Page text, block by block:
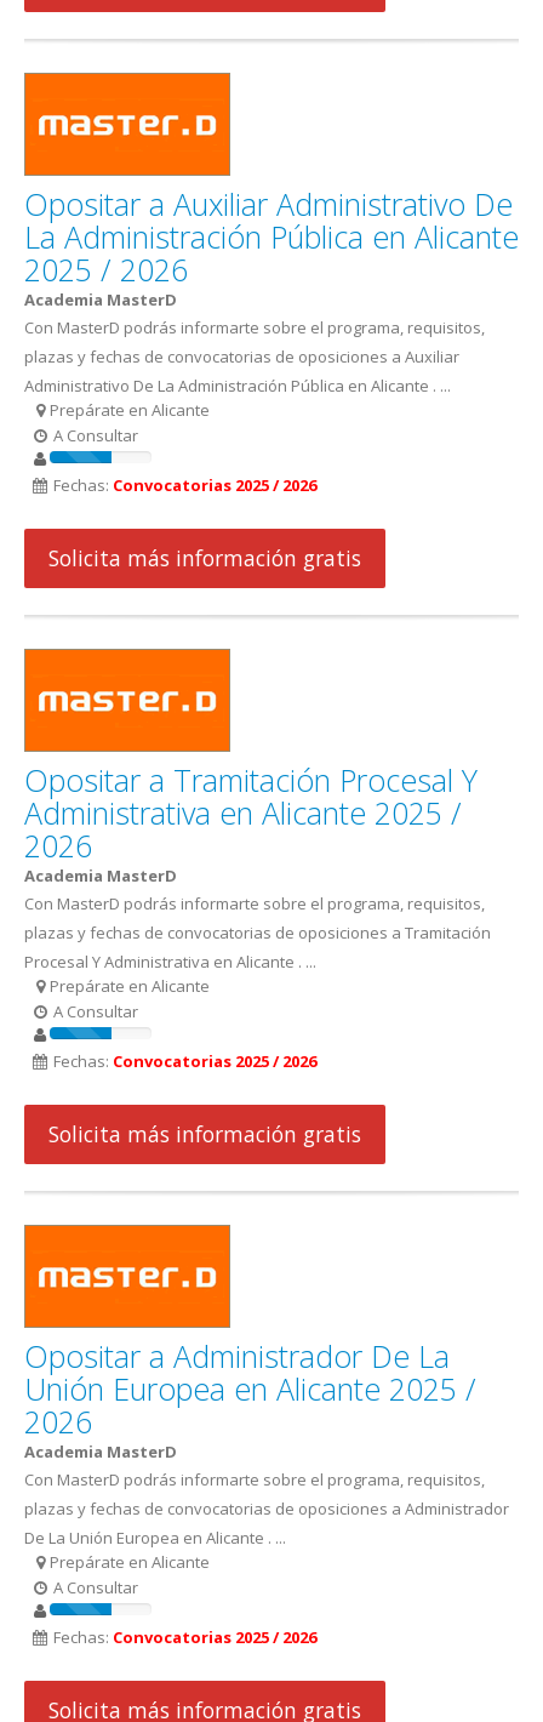
Opositar a Auxiliar Administrativo De
La Administración Pública en Alicante
2025 / 2026
Academia MasterD
Con MasterD podrás informarte sobre el programa, requisitos,
plazas y fechas de convocatorias de oposiciones a Auxiliar
Administrativo De La Administración Pública en Alicante . ...
Prepárate en Alicante
A Consultar
Fechas: Convocatorias 2025 / 2026
Solicita más información gratis
Opositar a Tramitación Procesal Y
Administrativa en Alicante 2025 /
2026
Academia MasterD
Con MasterD podrás informarte sobre el programa, requisitos,
plazas y fechas de convocatorias de oposiciones a Tramitación
Procesal Y Administrativa en Alicante . ...
Prepárate en Alicante
A Consultar
Fechas: Convocatorias 2025 / 2026
Solicita más información gratis
Opositar a Administrador De La
Unión Europea en Alicante 2025 /
2026
Academia MasterD
Con MasterD podrás informarte sobre el programa, requisitos,
plazas y fechas de convocatorias de oposiciones a Administrador
De La Unión Europea en Alicante . ...
Prepárate en Alicante
A Consultar
Fechas: Convocatorias 2025 / 2026
Solicita más información gratis